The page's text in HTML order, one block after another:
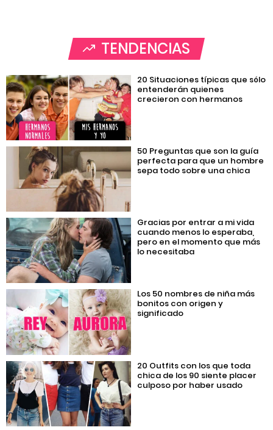
TENDENCIAS
20 Situaciones típicas que sólo
entenderán quienes
crecieron con hermanos
50 Preguntas que son la guía
perfecta para que un hombre
sepa todo sobre una chica
Gracias por entrar a mi vida
cuando menos lo esperaba,
pero en el momento que más
lo necesitaba
Los 50 nombres de niña más
bonitos con origen y
significado
20 Outfits con los que toda
chica de los 90 siente placer
culposo por haber usado